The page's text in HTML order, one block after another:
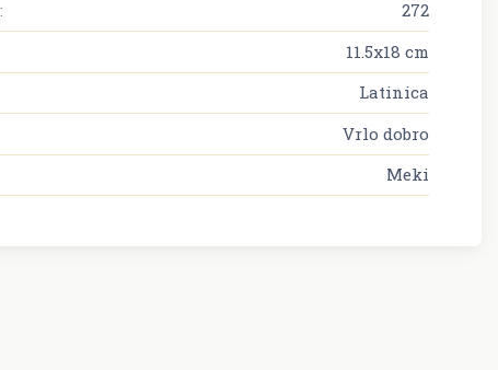
272
11.5x18 cm
Latinica
Vrlo dobro
Meki